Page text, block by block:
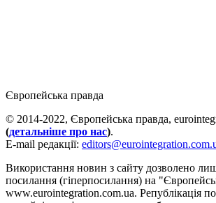
Європейська правда
© 2014-2022, Європейська правда,
(детальніше про нас).
E-mail редакції:
Використання новин з сайту дозволено
посилання (гіперпосилання) на
www.eurointegration.com.ua. Републікація